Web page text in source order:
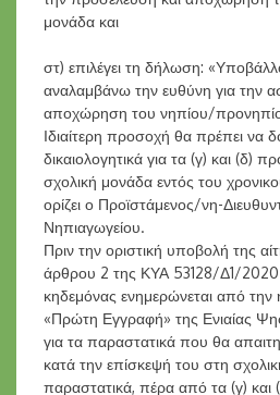
μονάδα και
στ) επιλέγει τη δήλωση:
αναλαμβάνω την ευθύνη για την
αποχώρηση του νηπίου/
Ιδιαίτερη προσοχή θα πρέπει να
δικαιολογητικά για τα (γ) και (δ)
σχολική μονάδα εντός του
ορίζει ο Προϊστάμενος/νη-
Νηπιαγωγείου.
Πριν την οριστική υποβολή της
άρθρου 2 της ΚΥΑ 53128/Δ1/2020
κηδεμόνας ενημερώνεται από την
«Πρώτη Εγγραφή» της Ενιαίας
για τα παραστατικά που θα
κατά την επίσκεψή του στη
παραστατικά, πέρα από τα (γ) και